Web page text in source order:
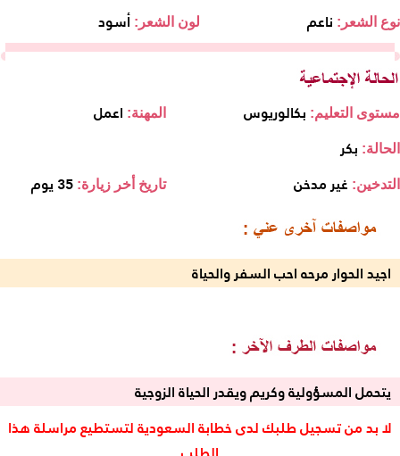
لون الشعر: أسود نوع الشعر: ناعم
المهنة: اعمل مستوى التعليم: بكالوريوس
الحالة: بكر
تاريخ أخر زيارة: 35 يوم التدخين: غير مدخن
اجيد الحوار مرحه احب السفر والحياة
يتحمل المسؤولية وكريم ويقدر الحياة الزوجية
لا بد من تسجيل طلبك لدى خطابة السعودية لتستطيع مراسلة هذا